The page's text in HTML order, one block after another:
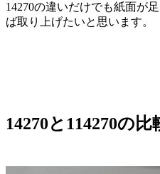
14270の違いだけでも紙面が
ば取り上げたいと思います。
14270と114270の比